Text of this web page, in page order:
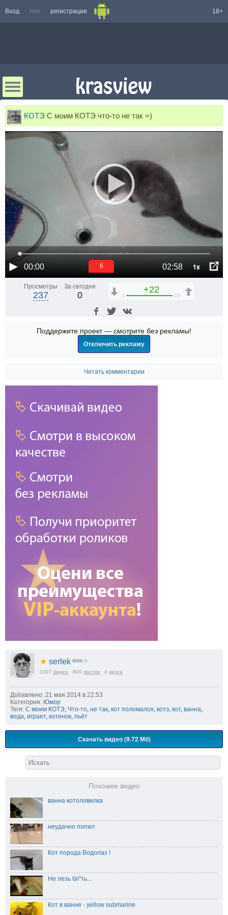
Вход или регистрация 18+
КОТЭ С моим КОТЭ что-то не так =)
00:00 02:58 1x
6
Просмотры
237
За сегодня
0
+22
1 23
Поддержите проект — смотрите без рекламы!
Отключить рекламу
Читать комментарии
★ serlek 48358 | 0
1097 видео 690 постов 4 друга
Добавлено: 21 мая 2014 в 22:53
Категория: Юмор
Теги: С моим КОТЭ Что-то не так кот поломался котэ кот, ванна
вода играет, котенок пьёт
Скачать видео (9.72 Мб)
Похожее видео
ванна котоловилка
неудачно попил
Кот порода Водолаз !
Не лезь бл"ть...
Кот в ванне - yellow submarine